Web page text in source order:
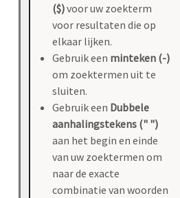
($)voor uw zoekterm
voor resultaten die op
elkaar lijken.
Gebruik een minteken (-)
om zoektermen uit te
sluiten.
Gebruik een Dubbele
aanhalingstekens (" ")
aan het begin en einde
van uw zoektermen om
naar de exacte
combinatie van woorden